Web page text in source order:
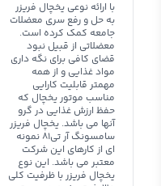
با ارائه نوعی یخچال فریزر
به حل و رفع سری معضلات
جامعه کمک کرده است.
معضلاتی از قبیل نبود
قضای کافی برای نگه داری
مواد غذایی و از همه
مهمتر قابلیت کارایی
مناسب موتور یخچال که
حفظ ارزش غذایی در گرو
آنها می باشد. یخچال فریزر
سامسونگ آر تی81 نمونه
ای از کارهای این شرکت
معتبر می باشد. این نوع
یخچال فریزر با ظرفیت کلی